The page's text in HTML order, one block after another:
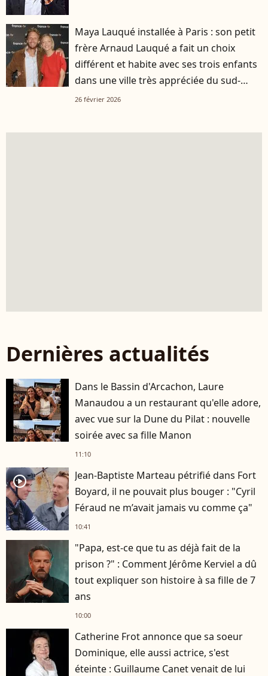
Maya Lauqué installée à Paris : son petit
frère Arnaud Lauqué a fait un choix
différent et habite avec ses trois enfants
dans une ville très appréciée du sud-
ouest
26 février 2026
Dernières actualités
Dans le Bassin d'Arcachon, Laure
Manaudou a un restaurant qu'elle adore,
avec vue sur la Dune du Pilat : nouvelle
soirée avec sa fille Manon
11:10
player2
Jean-Baptiste Marteau pétrifié dans Fort
Boyard, il ne pouvait plus bouger : "Cyril
Féraud ne m’avait jamais vu comme ça"
10:41
"Papa, est-ce que tu as déjà fait de la
prison ?" : Comment Jérôme Kerviel a dû
tout expliquer son histoire à sa fille de 7
ans
10:00
Catherine Frot annonce que sa soeur
Dominique, elle aussi actrice, s'est
éteinte : Guillaume Canet venait de lui